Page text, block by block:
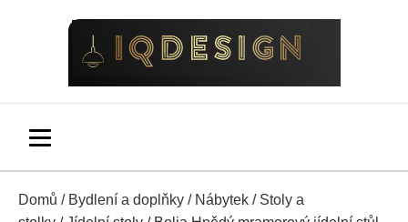
Domů / Bydlení a doplňky / Nábytek / Stoly a